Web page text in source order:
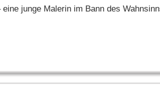
junge Malerin im Bann des